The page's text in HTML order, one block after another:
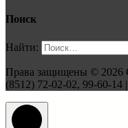
Поиск
Найти:
Права защищены © 2026
(8512) 72-02-02, 99-60-14